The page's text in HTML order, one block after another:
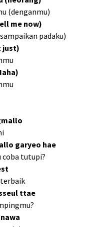
(denganmu)
me now)
padaku)
just)
garyeo hae
coba tutupi?
ttae